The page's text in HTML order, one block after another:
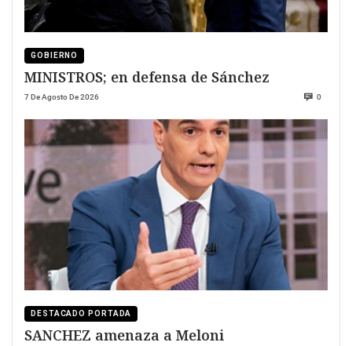
GOBIERNO
MINISTROS; en defensa de Sánchez
7 De Agosto De 2026 0
DESTACADO PORTADA
SANCHEZ amenaza a Meloni